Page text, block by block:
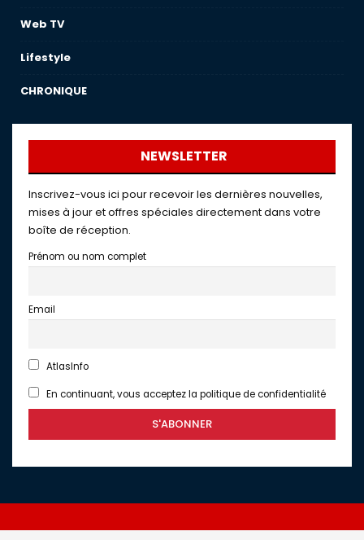
Web TV
Lifestyle
CHRONIQUE
NEWSLETTER
Inscrivez-vous ici pour recevoir les dernières nouvelles,
mises à jour et offres spéciales directement dans votre
boîte de réception.
Prénom ou nom complet
Email
AtlasInfo
En continuant, vous acceptez la politique de confidentialité